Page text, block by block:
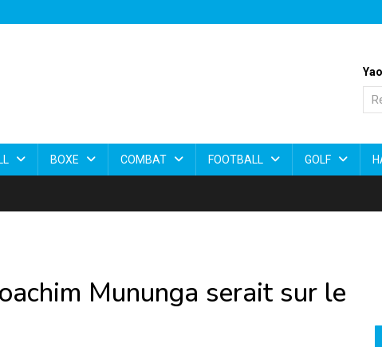
BOXE COMBAT FOOTBALL GOLF
Mununga serait sur le